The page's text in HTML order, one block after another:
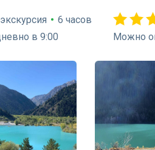
• 6 часов
в 9:00
Можно